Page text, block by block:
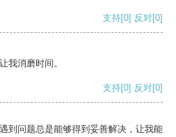
支持[0] 反对[0]
我消磨时间。
支持[0] 反对[0]
到问题总是能够得到妥善解决，让我能